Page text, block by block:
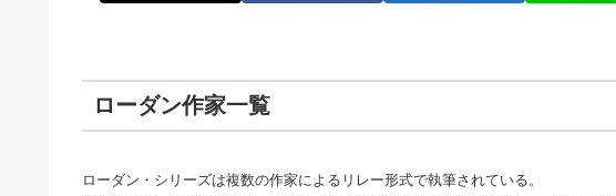
ローダン作家一覧
ローダン・シリーズは複数の作家によるリレー形式で執筆されている。